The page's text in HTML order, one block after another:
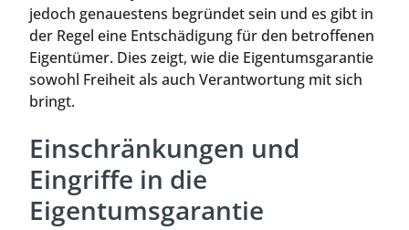
jedoch genauestens begründet sein und es gibt in
der Regel eine Entschädigung für den betroffenen
Eigentümer. Dies zeigt, wie die Eigentumsgarantie
sowohl Freiheit als auch Verantwortung mit sich
bringt.
Einschränkungen und
Eingriffe in die
Eigentumsgarantie